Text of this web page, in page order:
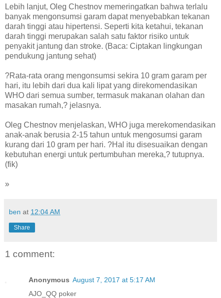
Lebih lanjut, Oleg Chestnov memeringatkan bahwa terlalu
banyak mengonsumsi garam dapat menyebabkan tekanan
darah tinggi atau hipertensi. Seperti kita ketahui, tekanan
darah tinggi merupakan salah satu faktor risiko untuk
penyakit jantung dan stroke. (Baca: Ciptakan lingkungan
pendukung jantung sehat)
?Rata-rata orang mengonsumsi sekira 10 gram garam per
hari, itu lebih dari dua kali lipat yang direkomendasikan
WHO dari semua sumber, termasuk makanan olahan dan
masakan rumah,? jelasnya.
Oleg Chestnov menjelaskan, WHO juga merekomendasikan
anak-anak berusia 2-15 tahun untuk mengosumsi garam
kurang dari 10 gram per hari. ?Hal itu disesuaikan dengan
kebutuhan energi untuk pertumbuhan mereka,? tutupnya.
(fik)
»
ben at 12:04 AM
Share
1 comment:
Anonymous August 7, 2017 at 5:17 AM
AJO_QQ poker